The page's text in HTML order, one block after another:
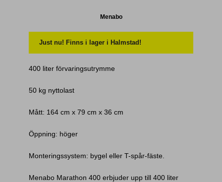
Menabo
Just nu! Finns i lager i Halmstad!
400 liter förvaringsutrymme
50 kg nyttolast
Mått: 164 cm x 79 cm x 36 cm
Öppning: höger
Monteringssystem: bygel eller T-spår-fäste.
Menabo Marathon 400 erbjuder upp till 400 liter